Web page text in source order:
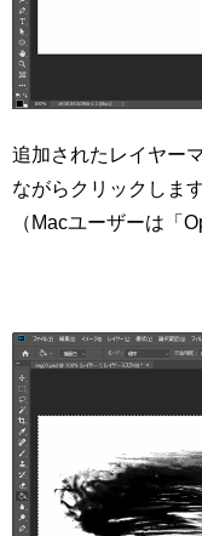
追加されたレイヤー
ながらクリックします
（Macユーザーは「